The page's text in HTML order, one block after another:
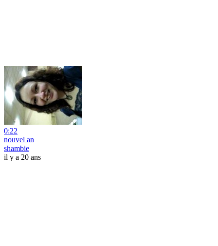
0:22
nouvel an
shambie
il y a 20 ans